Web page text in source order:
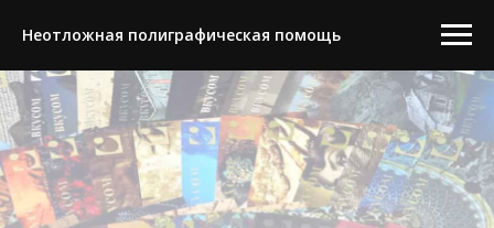
Неотложная полиграфическая помощь